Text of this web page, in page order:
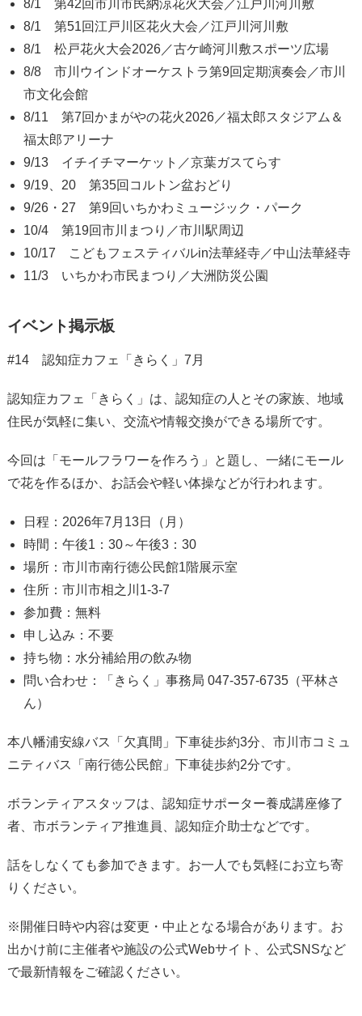
8/1 第42回市川市民納涼花火大会／江戸川河川敷
8/1 第51回江戸川区花火大会／江戸川河川敷
8/1 松戸花火大会2026／古ケ崎河川敷スポーツ広場
8/8 市川ウインドオーケストラ第9回定期演奏会／市川
市文化会館
8/11 第7回かまがやの花火2026／福太郎スタジアム＆
福太郎アリーナ
9/13 イチイチマーケット／京葉ガスてらす
9/19、20 第35回コルトン盆おどり
9/26・27 第9回いちかわミュージック・パーク
10/4 第19回市川まつり／市川駅周辺
10/17 こどもフェスティバルin法華経寺／中山法華経寺
11/3 いちかわ市民まつり／大洲防災公園
イベント掲示板
#14 認知症カフェ「きらく」7月
認知症カフェ「きらく」は、認知症の人とその家族、地域
住民が気軽に集い、交流や情報交換ができる場所です。
今回は「モールフラワーを作ろう」と題し、一緒にモール
で花を作るほか、お話会や軽い体操などが行われます。
日程：2026年7月13日（月）
時間：午後1：30～午後3：30
場所：市川市南行徳公民館1階展示室
住所：市川市相之川1-3-7
参加費：無料
申し込み：不要
持ち物：水分補給用の飲み物
問い合わせ：「きらく」事務局 047-357-6735（平林さ
ん）
本八幡浦安線バス「欠真間」下車徒歩約3分、市川市コミュ
ニティバス「南行徳公民館」下車徒歩約2分です。
ボランティアスタッフは、認知症サポーター養成講座修了
者、市ボランティア推進員、認知症介助士などです。
話をしなくても参加できます。お一人でも気軽にお立ち寄
りください。
※開催日時や内容は変更・中止となる場合があります。お
出かけ前に主催者や施設の公式Webサイト、公式SNSなど
で最新情報をご確認ください。